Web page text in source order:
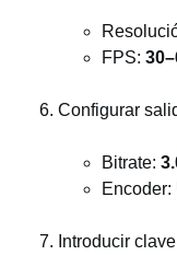
FPS:
Configurar
Bitrate:
Encoder:
Introducir